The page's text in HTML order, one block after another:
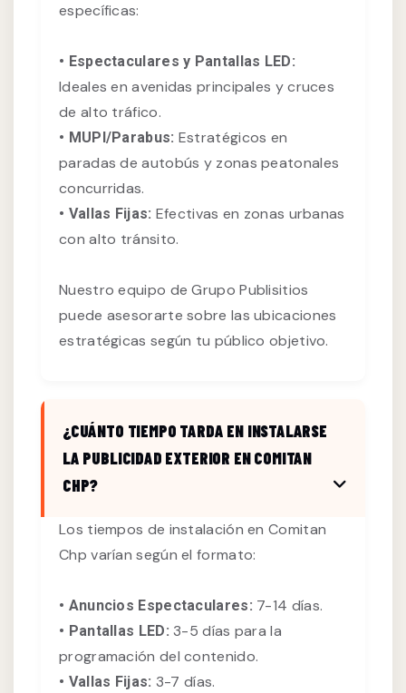
específicas:
• Espectaculares y Pantallas LED:
Ideales en avenidas principales y cruces
de alto tráfico.
• MUPI/Parabus: Estratégicos en
paradas de autobús y zonas peatonales
concurridas.
• Vallas Fijas: Efectivas en zonas urbanas
con alto tránsito.
Nuestro equipo de Grupo Publisitios
puede asesorarte sobre las ubicaciones
estratégicas según tu público objetivo.
¿CUÁNTO TIEMPO TARDA EN INSTALARSE
LA PUBLICIDAD EXTERIOR EN COMITAN
CHP?
Los tiempos de instalación en Comitan
Chp varían según el formato:
• Anuncios Espectaculares: 7-14 días.
• Pantallas LED: 3-5 días para la
programación del contenido.
• Vallas Fijas: 3-7 días.